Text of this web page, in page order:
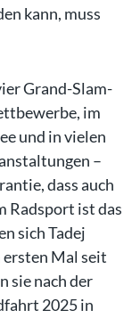
kann, muss
Grand-Slam-
im
und in vielen
–
dass auch
Radsport ist das
sich Tadej
ersten Mal seit
sie nach der
2025 in